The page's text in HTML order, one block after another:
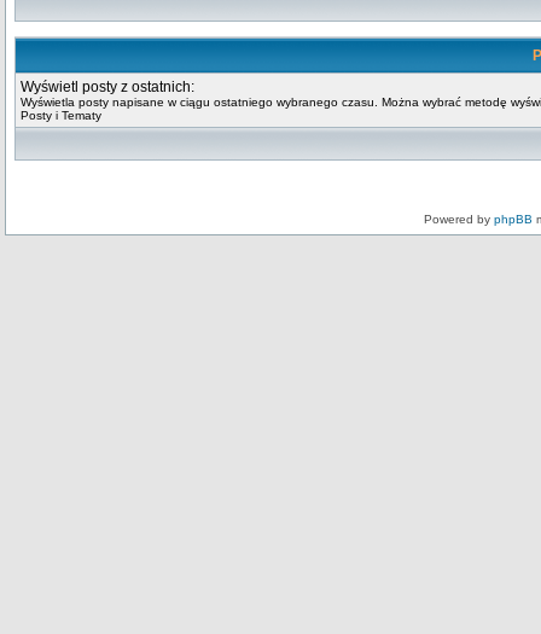
Wyświetl posty z ostatnich:
Wyświetla posty napisane w ciągu ostatniego wybranego czasu. Można wybrać metodę
Posty i Tematy
Powered by phpBB